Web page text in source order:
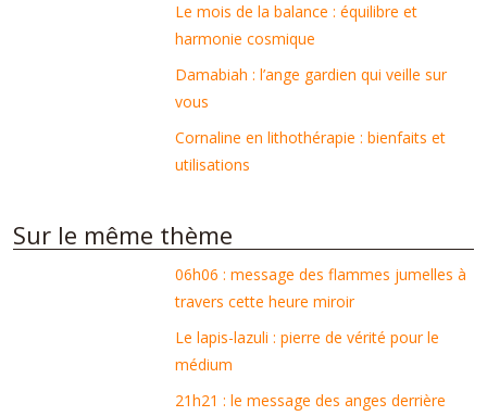
Le mois de la balance : équilibre et
harmonie cosmique
Damabiah : l’ange gardien qui veille sur
vous
Cornaline en lithothérapie : bienfaits et
utilisations
Sur le même thème
06h06 : message des flammes jumelles à
travers cette heure miroir
Le lapis-lazuli : pierre de vérité pour le
médium
21h21 : le message des anges derrière